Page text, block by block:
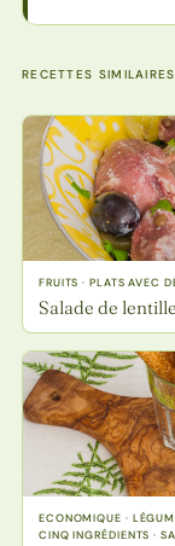
RECETTES SIMILAIRES
FRUITS · PLATS AVEC
Salade de
ECONOMIQUE ·
CINQ INGRÉDIENTS ·